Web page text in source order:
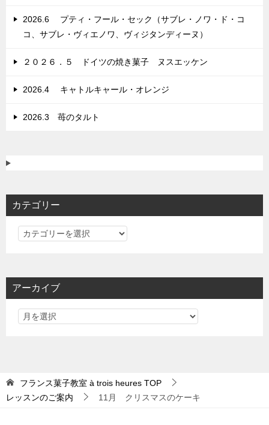
2026.6 プティ・フール・セック（サブレ・ノワ・ド・コ
コ、サブレ・ヴィエノワ、ヴィジタンディーヌ）
２０２６．５ ドイツの焼き菓子 ヌスエッケン
2026.4 キャトルキャール・オレンジ
2026.3 苺のタルト
カテゴリー
カ
リ
アーカイブ
フランス菓子教室 à trois heures TOP
レッスンのご案内
11月 クリスマスのケーキ